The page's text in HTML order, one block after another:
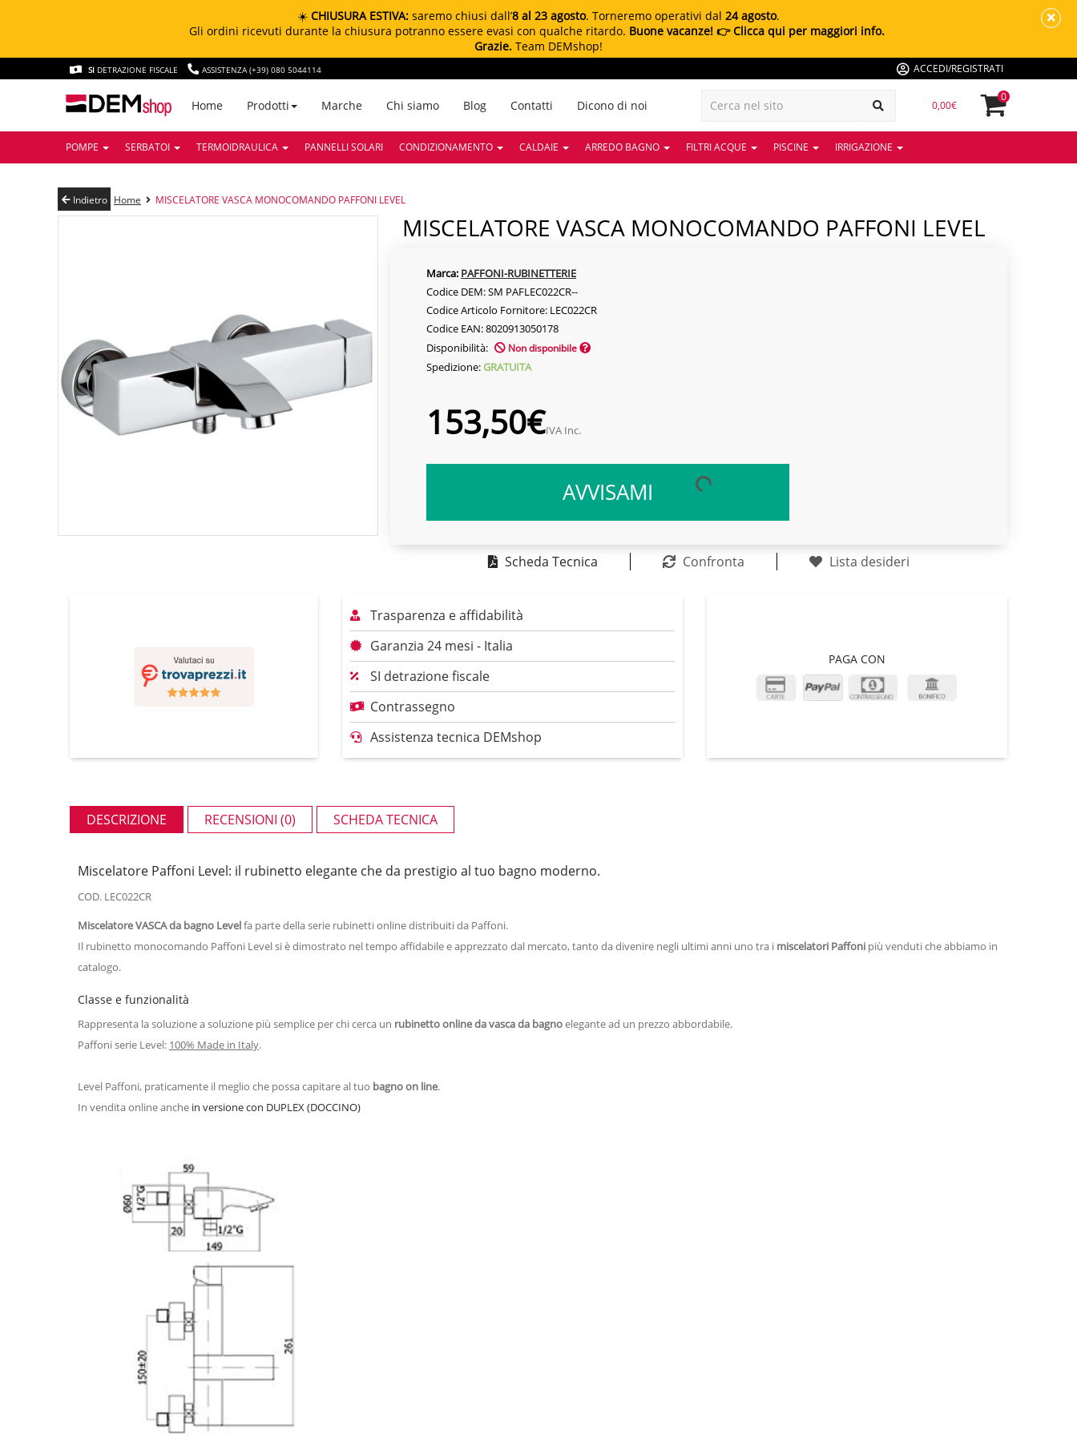
☀️ CHIUSURA ESTIVA: saremo chiusi dall’8 al 23 agosto. Torneremo operativi dal 24 agosto.
Gli ordini ricevuti durante la chiusura potranno essere evasi con qualche ritardo. Buone vacanze! 👉 Clicca qui per maggiori info.
Grazie. Team DEMshop!
SI DETRAZIONE FISCALE ASSISTENZA (+39) 080 5044114 ACCEDI/REGISTRATI
Home Prodotti Marche Chi siamo Blog Contatti Dicono di noi 0,00€
0
POMPE SERBATOI TERMOIDRAULICA PANNELLI SOLARI CONDIZIONAMENTO CALDAIE ARREDO BAGNO FILTRI ACQUE PISCINE IRRIGAZIONE
Indietro Home MISCELATORE VASCA MONOCOMANDO PAFFONI LEVEL
MISCELATORE VASCA MONOCOMANDO PAFFONI LEVEL
Marca: PAFFONI-RUBINETTERIE
Codice DEM: SM PAFLEC022CR--
Codice Articolo Fornitore: LEC022CR
Codice EAN: 8020913050178
Disponibilità:
Non disponibile
Spedizione:GRATUITA
153,50€IVA Inc.
AVVISAMI
Scheda Tecnica Confronta Lista desideri
Trasparenza e affidabilità
Garanzia 24 mesi - Italia
SI detrazione fiscale
Contrassegno
Assistenza tecnica DEMshop
PAGA CON
DESCRIZIONE RECENSIONI (0) SCHEDA TECNICA
Miscelatore Paffoni Level: il rubinetto elegante che da prestigio al tuo bagno moderno.
COD. LEC022CR
Miscelatore VASCA da bagno Levelfa parte della serie rubinetti online distribuiti da Paffoni.
Il rubinetto monocomando Paffoni Level si è dimostrato nel tempo affidabile e apprezzato dal mercato, tanto da divenire negli ultimi anni uno tra i miscelatori Paffoni più venduti che abbiamo in
catalogo.
Classe e funzionalità
Rappresenta la soluzione a soluzione più semplice per chi cerca un rubinetto online da vasca da bagnoelegante ad un prezzo abbordabile.
Paffoni serie Level: 100% Made in Italy.
Level Paffoni, praticamente il meglio che possa capitare al tuo bagno on line.
In vendita online anche in versione con DUPLEX (DOCCINO)